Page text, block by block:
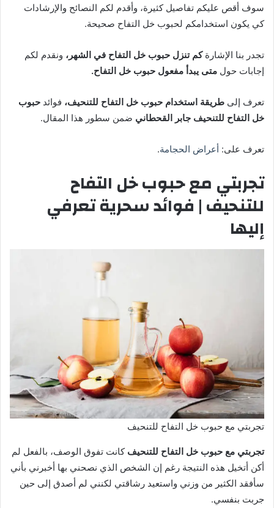
سوف أقص عليكم تفاصيل كثيرة، وأقدم لكم النصائح والإرشادات
كي يكون استخدامكم لحبوب خل التفاح صحيحة.
تجدر بنا الإشارةكم تنزل حبوب خل التفاح في الشهر، ونقدم لكم
إجابات حول متى يبدأ مفعول حبوب خل التفاح.
تعرف إلى طريقة استخدام حبوب خل التفاح للتنحيف، فوائد حبوب
خل التفاح للتنحيف جابر القحطاني ضمن سطور هذا المقال.
تعرف على: أعراض الحجامة.
تجربتي مع حبوب خل التفاح
للتنحيف | فوائد سحرية تعرفي
إليها
تجربتي مع حبوب خل التفاح للتنحيف
تجربتي مع حبوب خل التفاح للتنحيفكانت تفوق الوصف، بالفعل لم
أكن أتخيل هذه النتيجة رغم إن الشخص الذي نصحني بها أخبرني بأني
سأفقد الكثير من وزني واستعيد رشاقتي لكنني لم أصدق إلى حين
جربت بنفسي.